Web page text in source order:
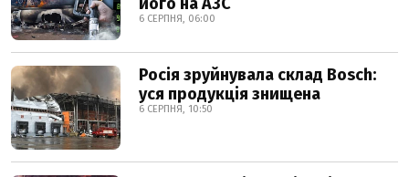
6 СЕРПНЯ, 06:00
Росія зруйнувала склад Bosch:
уся продукція знищена
6 СЕРПНЯ, 10:50